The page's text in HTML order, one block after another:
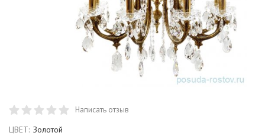
Написать отзыв
ЦВЕТ: Золотой